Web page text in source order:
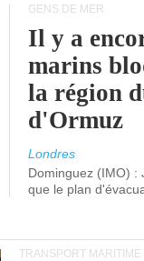
GENS DE MER
Il y a
marins
la région
d'Ormuz
Londres
Dominguez (IMO) :
que le plan
TRANSPORT MARITIME